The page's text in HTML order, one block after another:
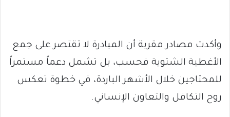
وأكدت مصادر مقربة أن المبادرة لا تقتصر على جمع
الأغطية الشتوية فحسب، بل تشمل دعماً مستمراً
للمحتاجين خلال الأشهر الباردة، في خطوة تعكس
روح التكافل والتعاون الإنساني.